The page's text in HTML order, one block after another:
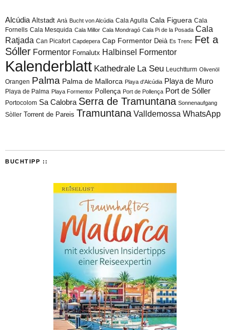
Alcúdia Altstadt Artà Bucht von Alcúdia Cala Agulla Cala Figuera Cala
Fornells Cala Mesquida Cala Millor Cala Mondragó Cala Pi de la Posada Cala
Ratjada Can Picafort Capdepera Cap Formentor Deià Es Trenc Fet a
Sóller Formentor Fornalutx Halbinsel Formentor
Kalenderblatt Kathedrale La Seu Leuchtturm Olivenöl
Orangen Palma Palma de Mallorca Playa d'Alcúdia Playa de Muro
Playa de Palma Playa Formentor Pollença Port de Pollença Port de Sóller
Portocolom Sa Calobra Serra de Tramuntana Sonnenaufgang
Sòller Torrent de Pareis Tramuntana Valldemossa WhatsApp
BUCHTIPP ::